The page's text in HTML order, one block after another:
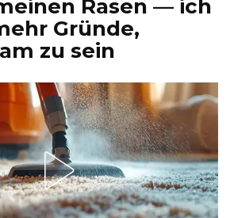
Rasen — ich
Gründe,
zu sein